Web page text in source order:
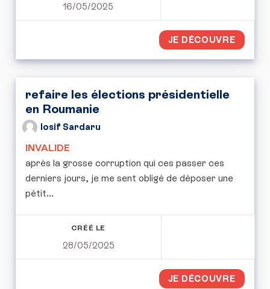
16/05/2025
JE DÉCOUVRE
refaire les élections présidentielle
en Roumanie
Iosif Sardaru
INVALIDE
après la grosse corruption qui ces passer ces
derniers jours, je me sent obligé de déposer une
pétit...
CRÉÉ LE
28/05/2025
JE DÉCOUVRE